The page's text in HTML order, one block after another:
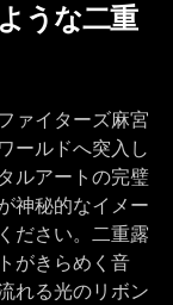
うな二重
ァイターズ麻宮
ールドへ突入し
ルアートの完璧
神秘的なイメー
ださい。二重露
がきらめく音
れる光のリボン